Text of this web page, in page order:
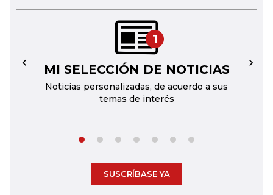
1
MI SELECCIÓN DE NOTICIAS
Noticias personalizadas, de acuerdo a sus
temas de interés
← →
SUSCRÍBASE YA